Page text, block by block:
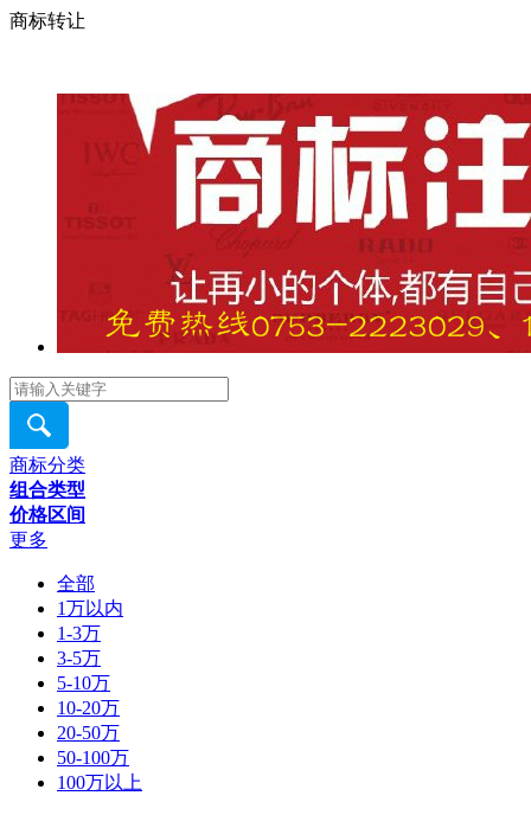
商标转让
商标分类
组合类型
价格区间
更多
全部
1万以内
1-3万
3-5万
5-10万
10-20万
20-50万
50-100万
100万以上